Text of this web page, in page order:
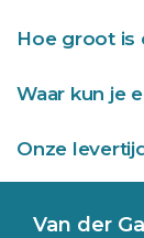
Hoe groot is
Waar kun je
Onze
Van der